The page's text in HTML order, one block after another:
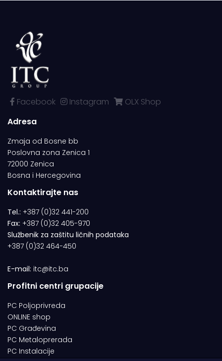
Facebook Instagram
OLX Shop
Adresa
Zmaja od Bosne bb
Poslovna zona Zenica 1
72000 Zenica
Bosna i Hercegovina
Kontaktirajte nas
Tel.: +387 (0)32 441-200
Fax: +387 (0)32 405-970
Službenik za zaštitu ličnih podataka
+387 (0)32 464-450
E-mail: itc@itc.ba
Profitni centri grupacije
PC Poljoprivreda
ONLINE shop
PC Građevina
PC Metaloprerada
PC Instalacije